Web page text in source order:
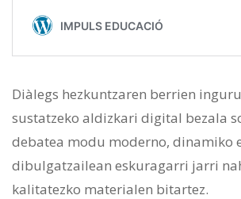
Diàlegs hezkuntzaren berrien
sustatzeko aldizkari digital bezala
debatea modu moderno, dinamiko
dibulgatzailean eskuragarri jarri
kalitatezko materialen bitartez.